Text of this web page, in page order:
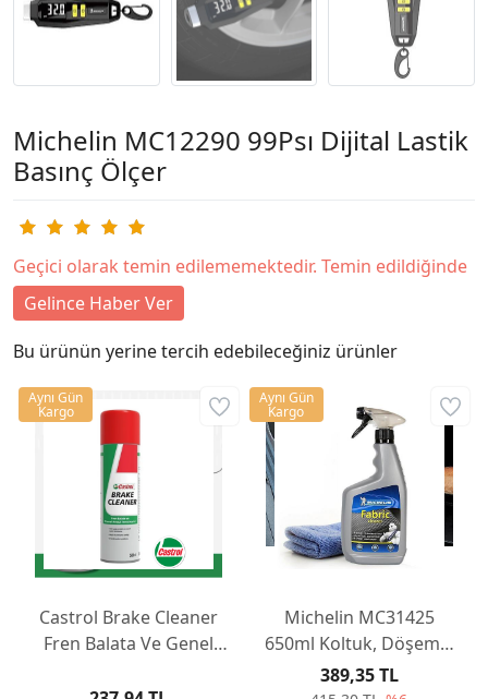
Michelin MC12290 99Psı Dijital Lastik
Basınç Ölçer
Geçici olarak temin edilememektedir. Temin edildiğinde
Gelince Haber Ver
Bu ürünün yerine tercih edebileceğiniz ürünler
Castrol Brake Cleaner
Fren Balata Ve Genel
Aynı Gün
Kargo
Michelin MC31425
650ml Koltuk, Döşeme,
Halı Temizleyici ve Leke
389,35 TL
Aynı Gün
Kargo